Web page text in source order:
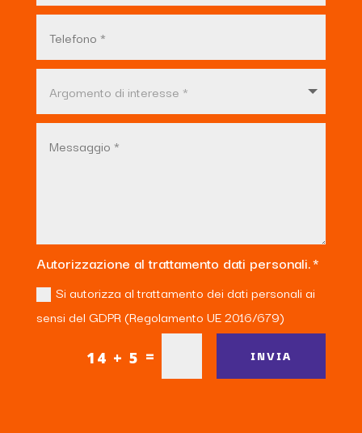
Autorizzazione al trattamento dati personali.
Si autorizza al trattamento dei dati personali ai
sensi del GDPR (Regolamento UE 2016/679)
14 + 5 = INVIA